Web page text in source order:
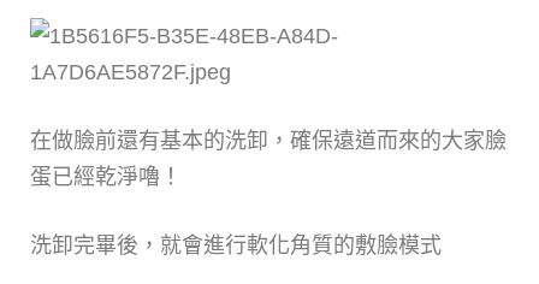
在做臉前還有基本的洗卸，確保遠道而來的大家臉
蛋已經乾淨嚕！
洗卸完畢後，就會進行軟化角質的敷臉模式